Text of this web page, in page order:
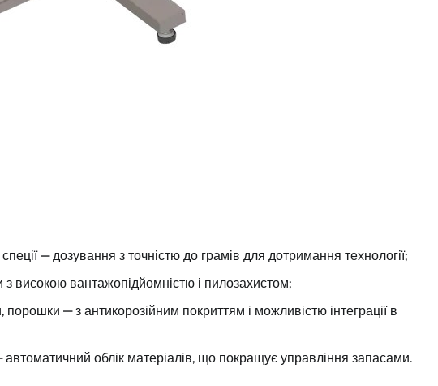
— дозування з точністю до грамів для дотримання технології;
з високою вантажопідйомністю і пилозахистом;
порошки — з антикорозійним покриттям і можливістю інтеграції в
облік матеріалів, що покращує управління запасами.